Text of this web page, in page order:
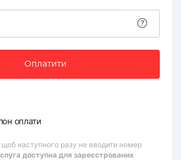
Оплатити
оплати
наступного разу не вводити номер
доступна для зареєстрованих